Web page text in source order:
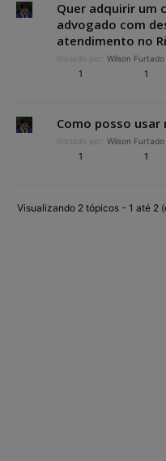
Quer adquirir um
advogado com
atendimento no
Iniciado por: Wilson
1 1
Como posso
Iniciado por: Wilson
1 1
Visualizando 2 tópicos - 1 até 2